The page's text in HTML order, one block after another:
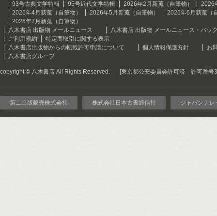
93号古典文学特輯 95号近代文学特輯 2026年2月新蒐（自筆物）
2026
2026年4月新蒐（自筆物）
2026年5月新蒐（自筆物）
2026年6月新蒐（
2026年7月新蒐（自筆物）
八木書店 出版物 メールニュース
八木書店 出版物 メールニュース・バッ
ご利用規約
特定商取引に関する表示
八木書店出版物からの転載許可申請について
個人情報保護方針
お
八木書店グループ
copyright © 八木書店 All Rights Reserved. [東京都公安委員会許可済 許可番号
第二出版販売株式会社 株式会社日本古書通信社 ジャパンナレ